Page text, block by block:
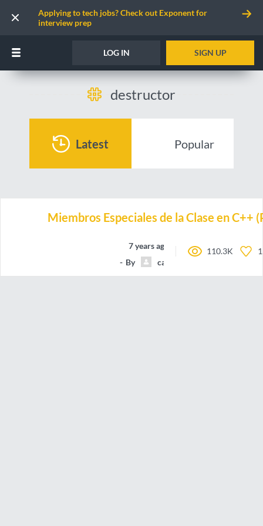
Applying to tech jobs? Check out Exponent for
interview prep
LOG IN SIGN UP
destructor
Latest Popular
Miembros Especiales de la Clase en C++
7 years ago
By
camilocorreaUdeA
110.3K